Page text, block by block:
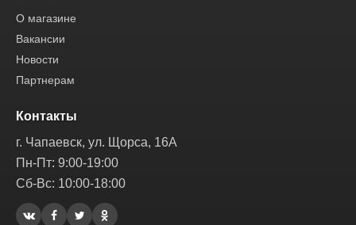
О магазине
Вакансии
Новости
Партнерам
Контакты
г. Чапаевск, ул. Щорса, 16А
Пн-Пт: 9:00-19:00
Сб-Вс: 10:00-18:00